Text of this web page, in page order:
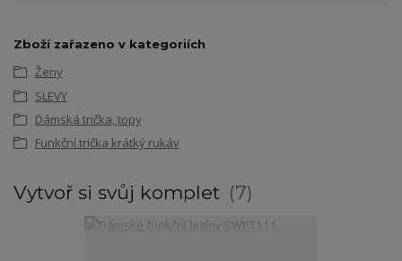
Zboží zařazeno v kategoriích
Ženy
SLEVY
Dámská trička, topy
Funkční trička krátký rukáv
Vytvoř si svůj komplet 7